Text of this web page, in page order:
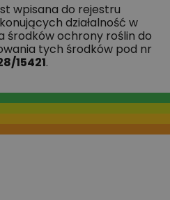
wpisana do rejestru
działalność w
środków ochrony roślin do
tych środków pod nr
15421.